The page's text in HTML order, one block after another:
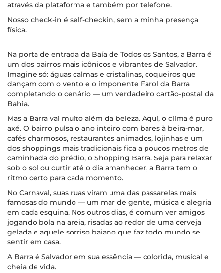
através da plataforma e também por telefone.
Nosso check-in é self-checkin, sem a minha presença
física.
Na porta de entrada da Baía de Todos os Santos, a Barra é
um dos bairros mais icônicos e vibrantes de Salvador.
Imagine só: águas calmas e cristalinas, coqueiros que
dançam com o vento e o imponente Farol da Barra
completando o cenário — um verdadeiro cartão-postal da
Bahia.
Mas a Barra vai muito além da beleza. Aqui, o clima é puro
axé. O bairro pulsa o ano inteiro com bares à beira-mar,
cafés charmosos, restaurantes animados, lojinhas e um
dos shoppings mais tradicionais fica a poucos metros de
caminhada do prédio, o Shopping Barra. Seja para relaxar
sob o sol ou curtir até o dia amanhecer, a Barra tem o
ritmo certo para cada momento.
No Carnaval, suas ruas viram uma das passarelas mais
famosas do mundo — um mar de gente, música e alegria
em cada esquina. Nos outros dias, é comum ver amigos
jogando bola na areia, risadas ao redor de uma cerveja
gelada e aquele sorriso baiano que faz todo mundo se
sentir em casa.
A Barra é Salvador em sua essência — colorida, musical e
cheia de vida.